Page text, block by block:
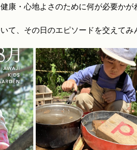
康・心地よさのために何が必要か
て、その日のエピソードを交えてみ